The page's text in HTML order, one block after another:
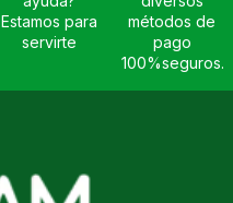
Estamos para
servirte
métodos de
pago
100%seguros.